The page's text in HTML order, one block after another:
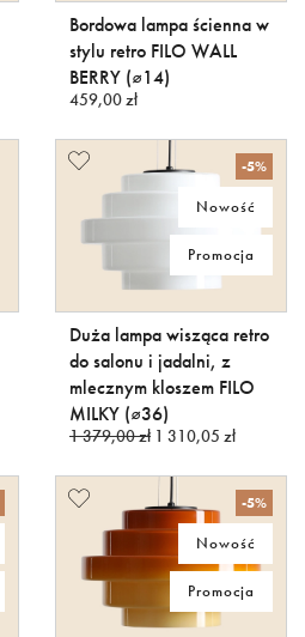
Bordowa lampa ścienna w
stylu retro FILO WALL
BERRY (⌀14)
459,00 zł
-5%
Nowość
Promocja
Duża lampa wisząca retro
do salonu i jadalni, z
mlecznym kloszem FILO
MILKY (⌀36)
1 379,00 zł 1 310,05 zł
-5%
Nowość
Promocja